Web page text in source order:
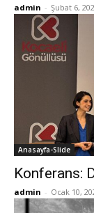
admin - Şubat 6,
Anasayfa-Slide
Konferans:
admin - Ocak 10,